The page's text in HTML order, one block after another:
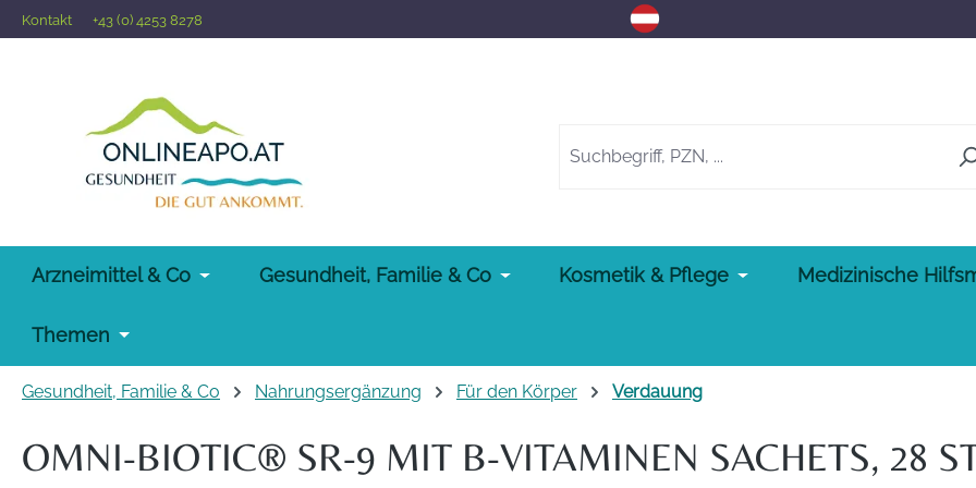
Hauptinhalt springen
Zur Suche springen
Zur Hauptnavigation springen
Kontakt +43 (0) 4253 8278
Arzneimittel & Co Gesundheit, Familie & Co Kosmetik & Pflege Medizinische
Themen
Gesundheit, Familie & Co Nahrungsergänzung Für den Körper Verdauung
OMNI-BIOTIC® SR-9 MIT B-VITAMINEN SACHETS, 28